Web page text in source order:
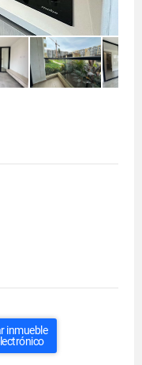
inmueble